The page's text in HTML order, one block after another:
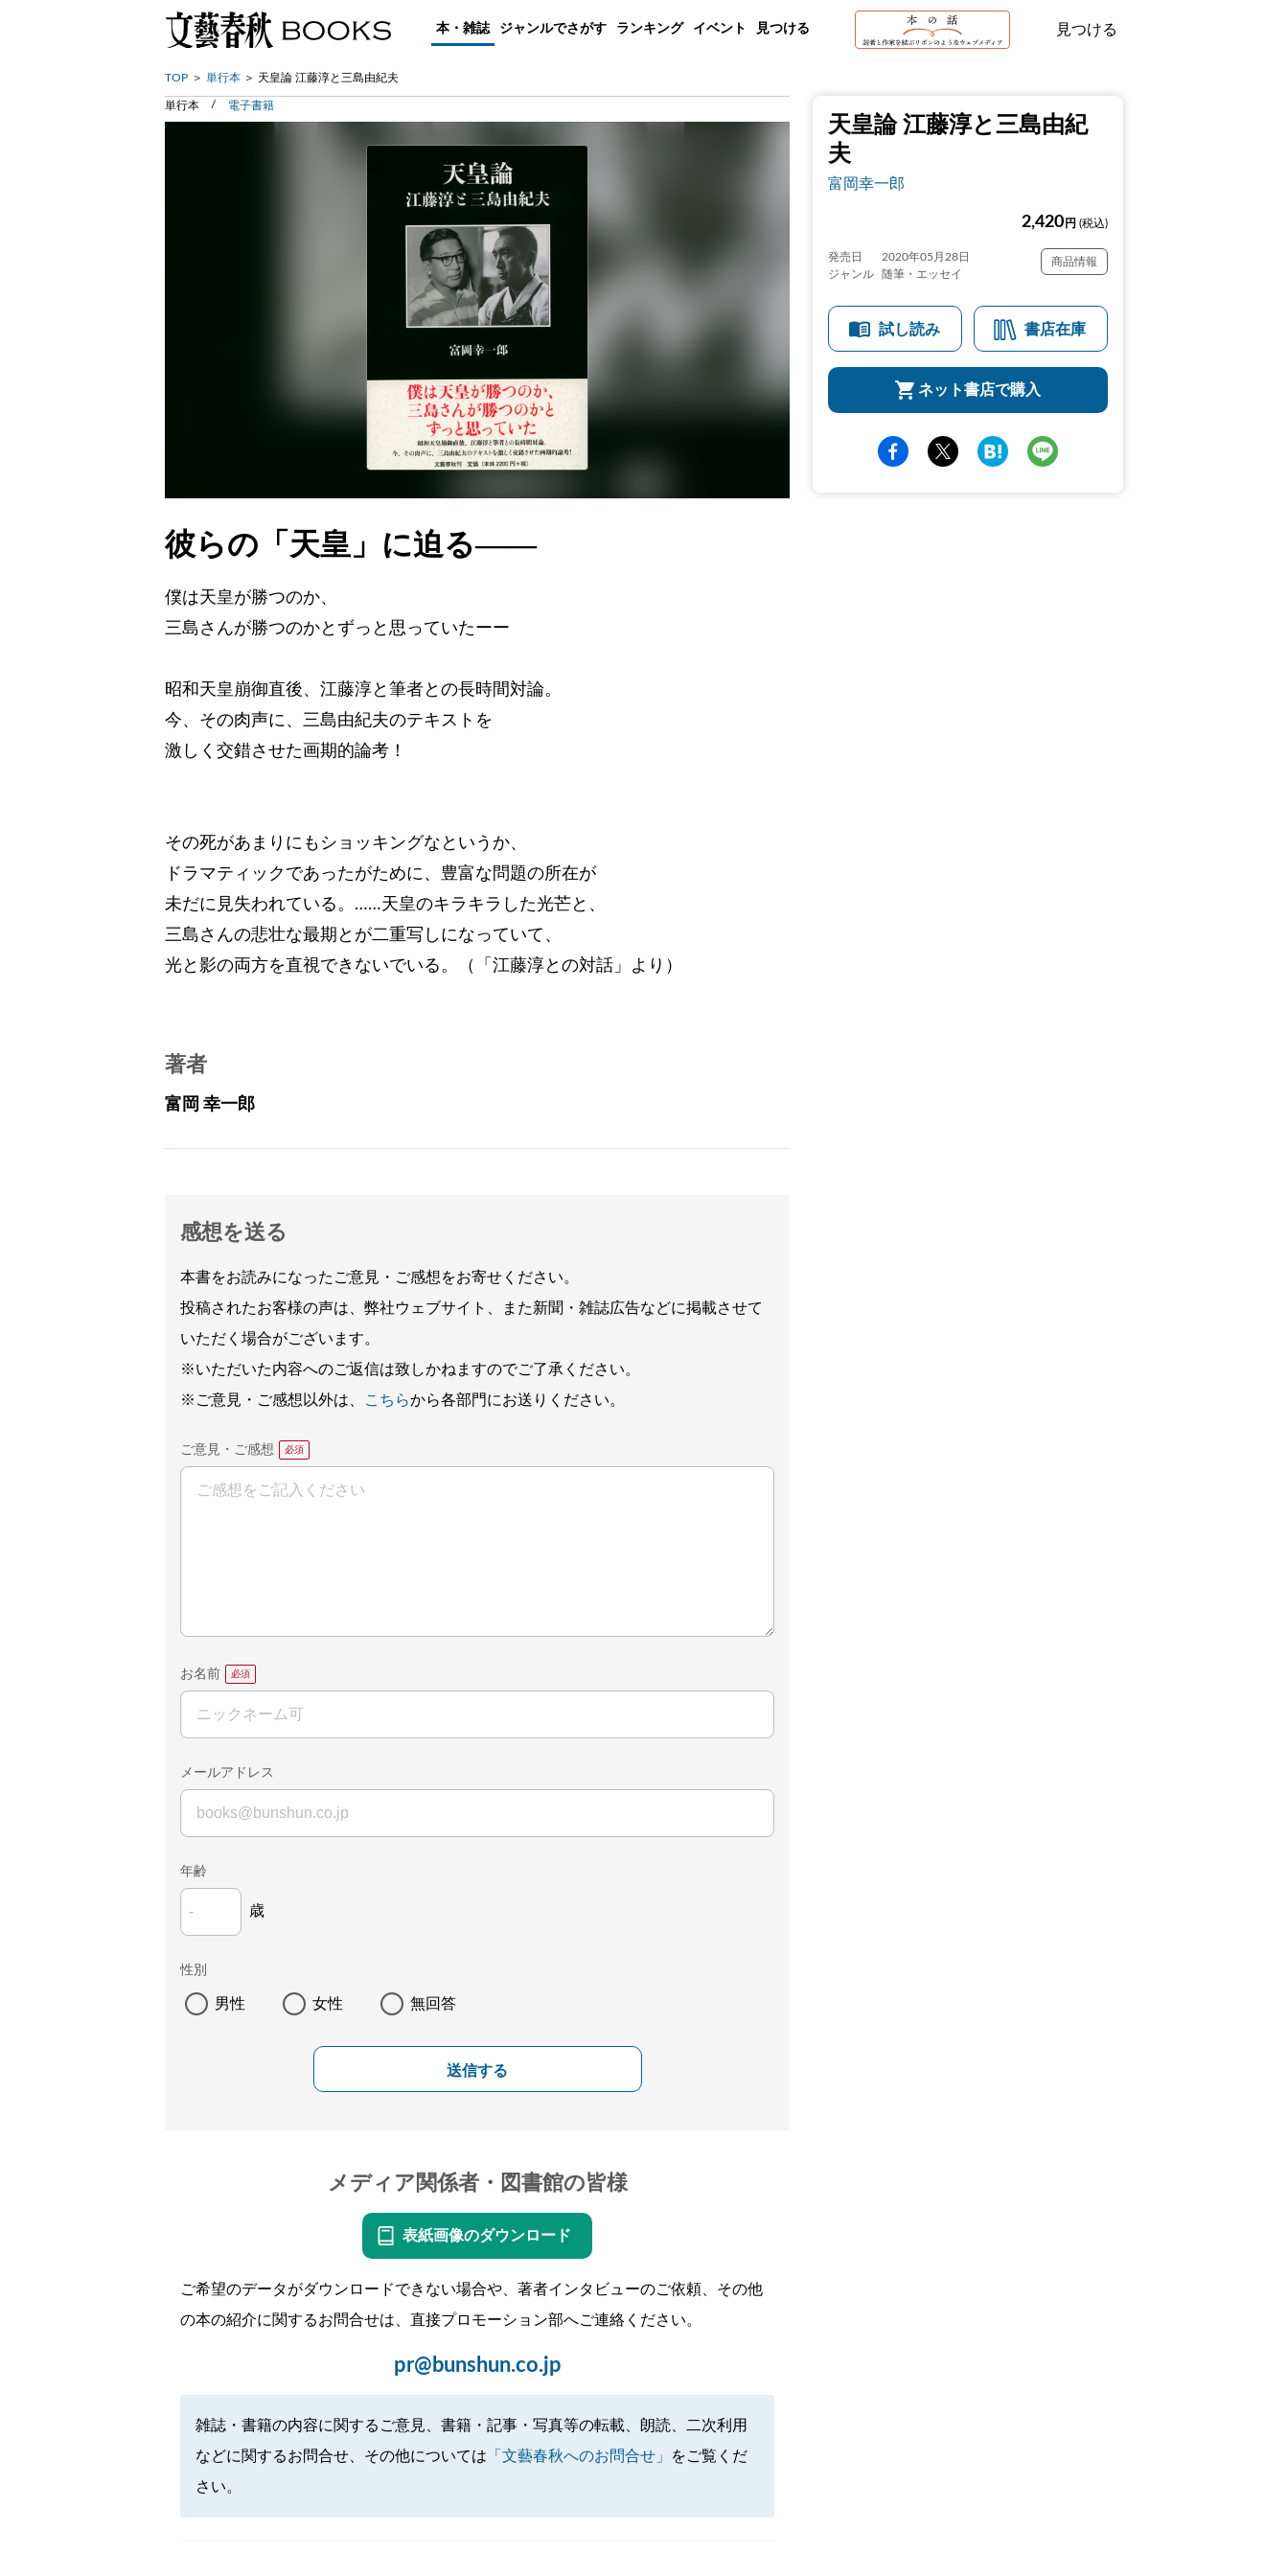
本・雑誌 ジャンルでさがす ランキング イベント 見つける 見つける
TOP 単行本 天皇論 江藤淳と三島由紀夫
天皇論 江藤淳と三島由紀
夫
富岡幸一郎
2,420 円 (税込)
発売日
2020年05月28日
ジャンル
随筆・エッセイ
商品情報
試し読み 書店在庫
ネット書店で購入
単行本 電子書籍
彼らの「天皇」に迫る――
僕は天皇が勝つのか、
三島さんが勝つのかとずっと思っていたーー
昭和天皇崩御直後、江藤淳と筆者との長時間対論。
今、その肉声に、三島由紀夫のテキストを
激しく交錯させた画期的論考！
その死があまりにもショッキングなというか、
ドラマティックであったがために、豊富な問題の所在が
未だに見失われている。……天皇のキラキラした光芒と、
三島さんの悲壮な最期とが二重写しになっていて、
光と影の両方を直視できないでいる。（「江藤淳との対話」より）
著者
富岡 幸一郎
感想を送る
本書をお読みになったご意見・ご感想をお寄せください。
投稿されたお客様の声は、弊社ウェブサイト、また新聞・雑誌広告などに掲載させて
いただく場合がございます。
※いただいた内容へのご返信は致しかねますのでご了承ください。
※ご意見・ご感想以外は、
こちらから各部門にお送りください。
ご意見・ご感想
お名前
メールアドレス
年齢
歳
性別
男性 女性 無回答
送信する
メディア関係者・図書館の皆様
表紙画像のダウンロード
ご希望のデータがダウンロードできない場合や、著者インタビューのご依頼、その他
の本の紹介に関するお問合せは、直接プロモーション部へご連絡ください。
pr@bunshun.co.jp
雑誌・書籍の内容に関するご意見、書籍・記事・写真等の転載、朗読、二次利用
などに関するお問合せ、その他については 「文藝春秋へのお問合せ」
をご覧くだ
さい。